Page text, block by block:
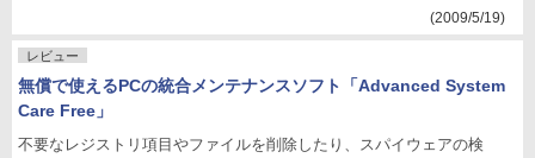
(2009/5/19)
レビュー
無償で使えるPCの統合メンテナンスソフト「Advanced System
Care Free」
不要なレジストリ項目やファイルを削除したり、スパイウェアの検